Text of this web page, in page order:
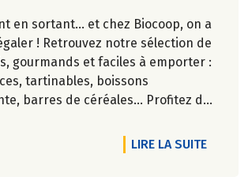
en sortant... et chez Biocoop, on a
! Retrouvez notre sélection de
gourmands et faciles à emporter :
tartinables, boissons
barres de céréales... Profitez de
LIRE LA SUITEDE